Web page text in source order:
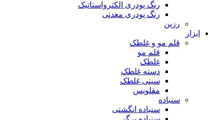
رنگ پودری الکترواستاتیک
رنگ پودری معدنی
رزین
ابزار
قلم مو و غلطک
قلم مو
غلطک
دسته غلطک
سینی غلطک
مقلویس
سنباده
سنباده انگشتی